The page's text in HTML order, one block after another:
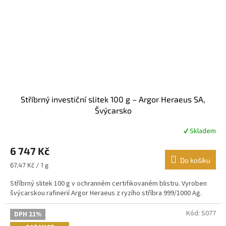
Stříbrný investiční slitek 100 g – Argor Heraeus SA,
Švýcarsko
produktu
je
4,9
z
5
hvězdiček.
✔ Skladem
6 747 Kč
Měrná
67,47 Kč / 1 g
Do košíku
Stříbrný slitek 100 g v ochranném certifikovaném blistru. Vyroben
švýcarskou rafinerií Argor Heraeus z ryzího stříbra 999/1000 Ag.
DPH 21%
Kód: S077